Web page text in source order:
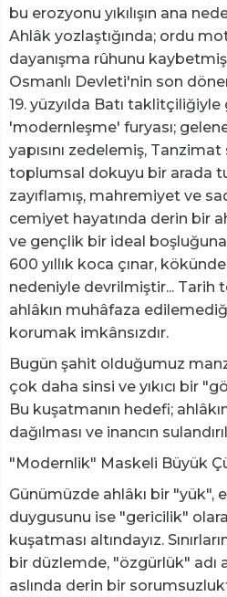
bu erozyonu yıkılışın ana
Ahlâk yozlaştığında; ordu
dayanışma rûhunu
Osmanlı Devleti'nin son
19. yüzyılda Batı
'modernleşme' furyası;
yapısını zedelemiş,
toplumsal dokuyu bir arada
zayıflamış, mahremiyet ve
cemiyet hayatında derin bir
ve gençlik bir ideal
600 yıllık koca çınar,
nedeniyle devrilmiştir... Tarih
ahlâkın muhâfaza
korumak imkânsızdır.
​Bugün şahit olduğumuz
çok daha sinsi ve yıkıcı bir
Bu kuşatmanın hedefi;
dağılması ve inancın
​"Modernlik" Maskeli Büyük
​Günümüzde ahlâkı bir "yük",
duygusunu ise "gericilik"
kuşatması altındayız.
bir düzlemde, "özgürlük" adı
aslında derin bir